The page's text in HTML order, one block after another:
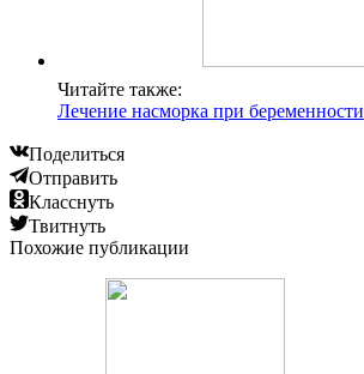
Читайте также:
Лечение насморка при беременности
Поделиться
Отправить
Класснуть
Твитнуть
Похожие публикации